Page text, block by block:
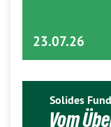
23.07.26
Solides
Vom